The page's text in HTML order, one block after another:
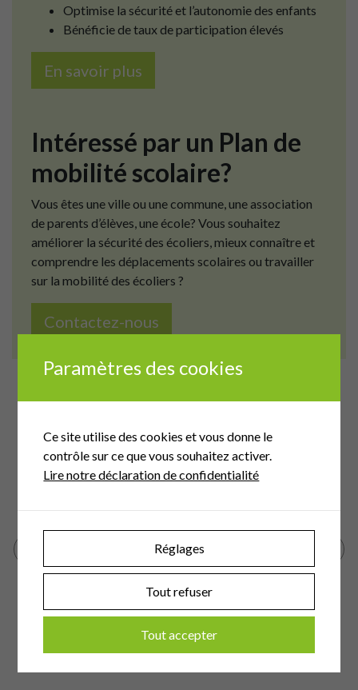
Optimise la sécurité et l’autonomie des enfants
Bénéficie de taux de participation élevés
En savoir plus
Intéressé par un Plan de
mobilité scolaire?
Vous êtes une ville ou une commune, une association
de parents d’élèves, une école? Vous souhaitez
améliorer la sécurité des écoliers, mieux connaître et
comprendre les déplacements scolaires ou travailler
sur la mobilité des écoliers ?
Contactez-nous
Le Mont-sur-Lausanne (VD)
Paramètres des cookies
Ce site utilise des cookies et vous donne le
contrôle sur ce que vous souhaitez activer.
Lire notre déclaration de confidentialité
Réglages
Tout refuser
Tout accepter